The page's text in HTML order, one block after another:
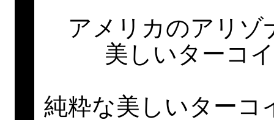
アメリカのアリゾ
美しいターコ
純粋な美しいターコ